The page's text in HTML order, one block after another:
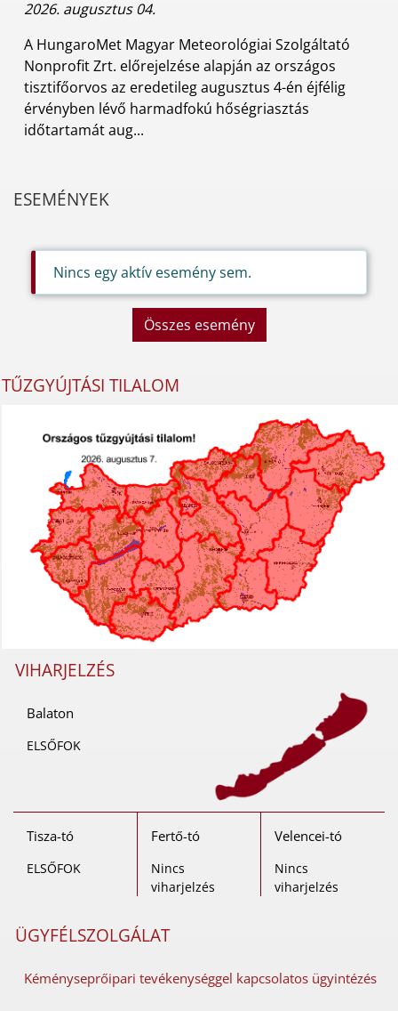
2026. augusztus 04.
A HungaroMet Magyar Meteorológiai Szolgáltató
Nonprofit Zrt. előrejelzése alapján az országos
tisztifőorvos az eredetileg augusztus 4-én éjfélig
érvényben lévő harmadfokú hőségriasztás
időtartamát aug...
ESEMÉNYEK
Nincs egy aktív esemény sem.
Összes esemény
TŰZGYÚJTÁSI TILALOM
VIHARJELZÉS
Balaton
ELSŐFOK
Tisza-tó
ELSŐFOK
Fertő-tó
Nincs
viharjelzés
Velencei-tó
Nincs
viharjelzés
ÜGYFÉLSZOLGÁLAT
Kéményseprőipari tevékenységgel kapcsolatos ügyintézés